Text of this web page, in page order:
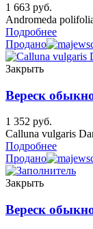
1 663 руб.
Andromeda
Подробнее
Продано
Закрыть
Вереск
1 352 руб.
Calluna vulgaris
Подробнее
Продано
Закрыть
Вереск